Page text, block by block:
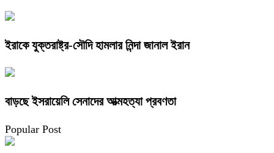
ইরাকে যুক্তরাষ্ট্র-সৌদি হামলার নিন্দা জানাল ইরান
বাড়ছে ইসরায়েলি সেনাদের আত্মহত্যা প্রবণতা
Popular Post